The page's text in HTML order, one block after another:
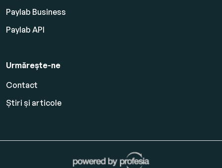
Paylab Business
Paylab API
Urmărește-ne
Contact
Știri și articole